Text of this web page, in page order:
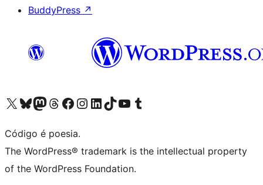
BuddyPress ↗
Visite a nossa conta X (antigo Twitter)
Visit our Bluesky account
Visit our Mastodon account
Visit our Threads account
Visite a nossa página do Facebook
Visite a nossa conta no Instagram
Visite a nossa conta no LinkedIn
Visit our TikTok account
Visit our YouTube channel
Visit our Tumblr account
Código é poesia.
The WordPress® trademark is the intellectual property
of the WordPress Foundation.